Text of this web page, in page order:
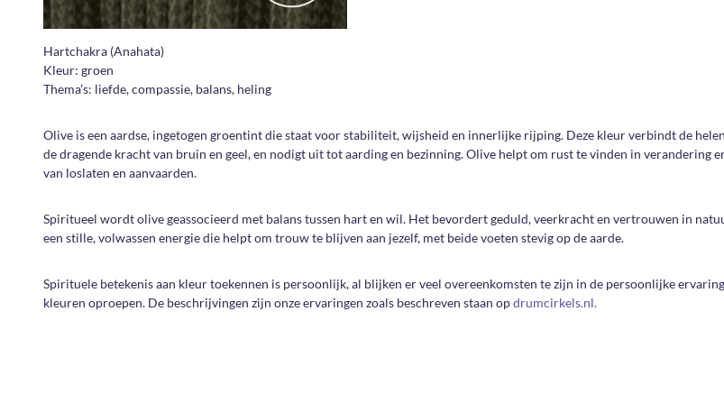
Hartchakra (Anahata)
Kleur: groen
Thema’s: liefde, compassie, balans, heling
Olive is een aardse, ingetogen groentint die staat voor stabiliteit, wijsheid en innerlijke rijping. Deze kleur verbindt de
de dragende kracht van bruin en geel, en nodigt uit tot aarding en bezinning. Olive helpt om rust te vinden in verandering
van loslaten en aanvaarden.
Spiritueel wordt olive geassocieerd met balans tussen hart en wil. Het bevordert geduld, veerkracht en vertrouwen in
een stille, volwassen energie die helpt om trouw te blijven aan jezelf, met beide voeten stevig op de aarde.
Spirituele betekenis aan kleur toekennen is persoonlijk, al blijken er veel overeenkomsten te zijn in de persoonlijke
kleuren oproepen. De beschrijvingen zijn onze ervaringen zoals beschreven staan opdrumcirkels.nl.